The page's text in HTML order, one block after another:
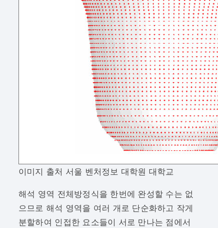
이미지 출처 서울 벤처정보 대학원 대학교
해석 영역 전체방정식을 한번에 완성할 수는 없
으므로 해석 영역을 여러 개로 단순화하고 작게
분할하여 인접한 요소들이 서로 만나는 점에서